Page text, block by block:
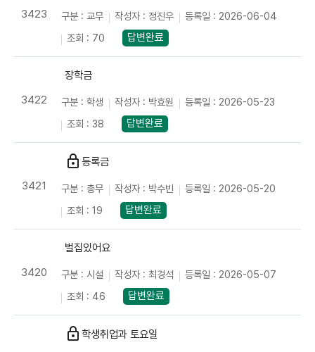
3423 구분 : 교무 작성자 : 정진우
등록일 : 2026-06-04
조회 : 70
답변완료
3422
장학금
구분 : 학생 작성자 : 박효원
등록일 : 2026-05-23
조회 : 38
답변완료
3421
lock 등록금
구분 : 총무 작성자 : 박수빈
등록일 : 2026-05-20
조회 : 19
답변완료
3420
벌집있어요
구분 : 시설 작성자 : 최경석
등록일 : 2026-05-07
조회 : 46
답변완료
lock 학생취업과 토요일